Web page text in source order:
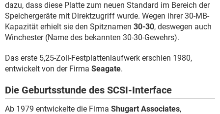
dazu, dass diese Platte zum neuen Standard im Bereich der
Speichergeräte mit Direktzugriff wurde. Wegen ihrer 30-MB-
Kapazität erhielt sie den Spitznamen 30-30, deswegen auch
Winchester (Name des bekannten 30-30-Gewehrs).
Das erste 5,25-Zoll-Festplattenlaufwerk erschien 1980,
entwickelt von der Firma Seagate.
Die Geburtsstunde des SCSI-Interface
Ab 1979 entwickelte die Firma Shugart Associates,